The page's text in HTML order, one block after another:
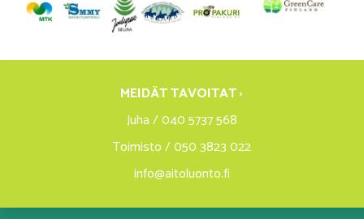
MEIDÄT TAVOITAT ›
Juha / 040 5737 568
Toimisto / 050 3823 022
info@aitoluonto.fi